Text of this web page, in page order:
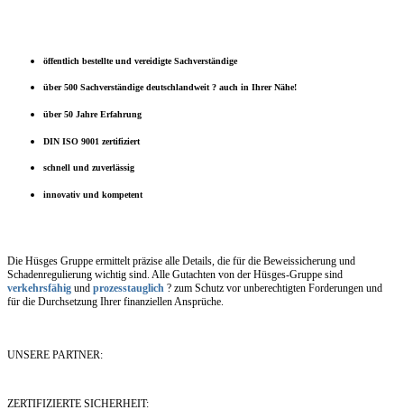
öffentlich bestellte und vereidigte Sachverständige
über 500 Sachverständige deutschlandweit ? auch in Ihrer Nähe!
über 50 Jahre Erfahrung
DIN ISO 9001 zertifiziert
schnell und zuverlässig
innovativ und kompetent
Die Hüsges Gruppe ermittelt präzise alle Details, die für die Beweissicherung und
Schadenregulierung wichtig sind. Alle Gutachten von der Hüsges-Gruppe sind
verkehrsfähig und prozesstauglich ? zum Schutz vor unberechtigten Forderungen und
für die Durchsetzung Ihrer finanziellen Ansprüche.
UNSERE PARTNER:
ZERTIFIZIERTE SICHERHEIT: